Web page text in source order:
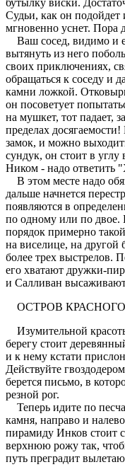
Судьи, как он подойдет
мгновенно уснет. Пора
Ваш сосед, видимо и
вытянуть из него
своих приключениях,
обращаться к соседу и
камни ложкой.
он посоветует
на мушкет, тот падает,
пределах
замок, и можно
сундук, он стоит в
Ником - надо ответить
В этом месте надо
дальше начнется
появляются в
по одному или по двое.
порядок примерно
на виселице, на
более трех выстрелов.
его хватают дружки-
и Салливан
ОСТРОВ
Изумительной
берегу стоит
и к нему кстати
Действуйте
берется письмо, в
резной рог.
Теперь идите по
камня, направо и
пирамиду Инков стоит
верхнюю рожу так,
путь преградит